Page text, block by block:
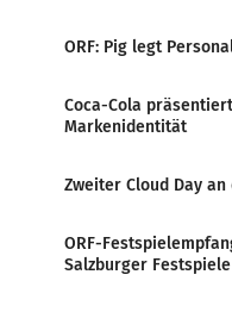
ORF: Pig legt
Coca-Cola
Markenidentität
Zweiter Cloud Day
ORF-
Salzburger Festspiele